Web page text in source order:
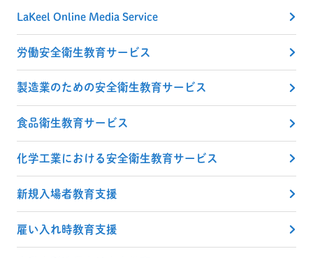
LaKeel Online Media Service
労働安全衛生教育サービス
製造業のための安全衛生教育サービス
食品衛生教育サービス
化学工業における安全衛生教育サービス
新規入場者教育支援
雇い入れ時教育支援